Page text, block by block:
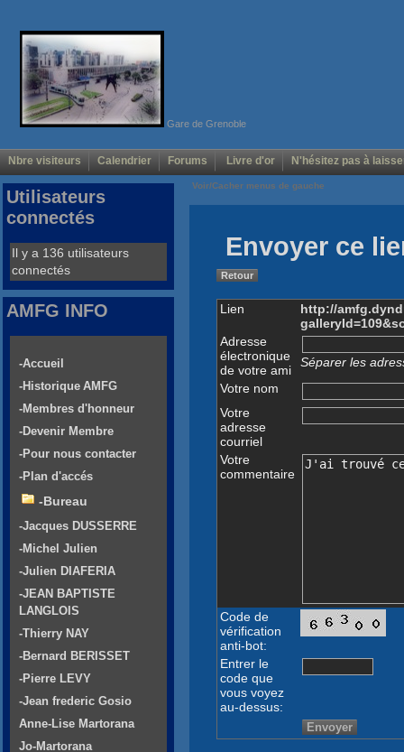
Gare de Grenoble
Nbre visiteurs Calendrier Forums Livre d'or N'hésitez pas à
Voir/Cacher menus de gauche
Envoyer ce
Retour
Lien
http://
Adresse
électronique
de votre ami
Séparer les
Votre nom
Votre
adresse
courriel
Votre
commentaire
Code de
vérification
anti-bot:
Entrer le
code que
vous voyez
au-dessus:
Utilisateurs
connectés
Il y a 136 utilisateurs
connectés
AMFG INFO
-Accueil
-Historique AMFG
-Membres d'honneur
-Devenir Membre
-Pour nous contacter
-Plan d'accés
-Bureau
-Jacques DUSSERRE
-Michel Julien
-Julien DIAFERIA
-JEAN BAPTISTE
LANGLOIS
-Thierry NAY
-Bernard BERISSET
-Pierre LEVY
-Jean frederic Gosio
Anne-Lise Martorana
Jo-Martorana